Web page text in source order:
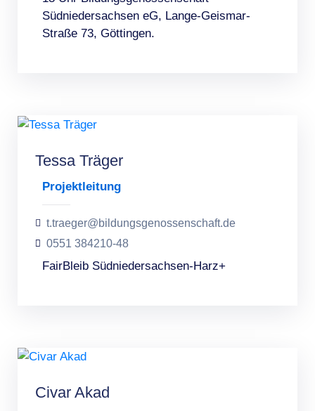
Südniedersachsen eG, Lange-Geismar-
Straße 73, Göttingen.
Tessa Träger
Projektleitung
t.traeger@bildungsgenossenschaft.de
0551 384210-48
FairBleib Südniedersachsen-Harz+
Civar Akad